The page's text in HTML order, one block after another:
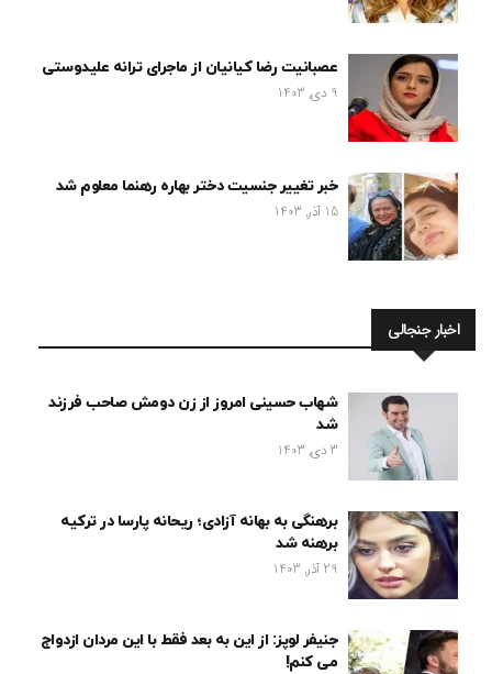
عصبانیت رضا کیانیان از ماجرای ترانه علیدوستی
9 دی, 1403
خبر تغییر جنسیت دختر بهاره رهنما معلوم شد
15 آذر, 1403
اخبار جنجالی
شهاب حسینی امروز از زن دومش صاحب فرزند
شد
3 دی, 1403
برهنگی به بهانه آزادی؛ ریحانه پارسا در ترکیه
برهنه شد
29 آذر, 1403
جنیفر لوپز: از این به بعد فقط با این مردان ازدواج
می کنم!